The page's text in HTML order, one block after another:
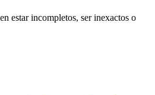
estar incompletos, ser inexactos o